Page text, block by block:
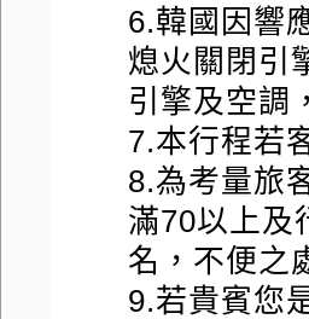
6.韓國因響
熄火關閉引
引擎及空調
7.本行程若
8.為考量旅
滿70以上及
名，不便之
9.若貴賓您